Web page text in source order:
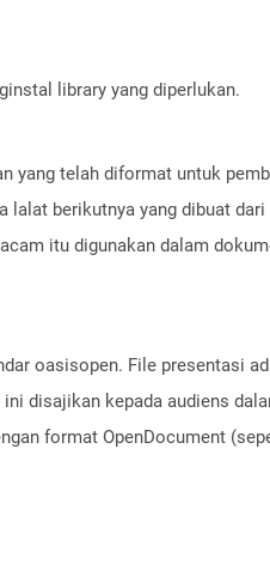
library yang diperlukan.
yang telah diformat untuk
lalat berikutnya yang dibuat dari
itu digunakan dalam
oasisopen. File presentasi
disajikan kepada audiens
format OpenDocument